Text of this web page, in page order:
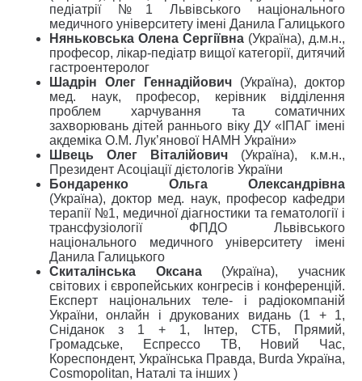
педіатрії №1 Львівського національного
медичного університету імені Данила Галицького
Няньковська Олена Сергіївна (Україна), д.м.н.,
професор, лікар-педіатр вищої категорії, дитячий
гастроентеролог
Шадрін Олег Геннадійович (Україна), доктор
мед. наук, професор, керівник відділення
проблем харчування та соматичних
захворювань дітей раннього віку ДУ «ІПАГ імені
акдеміка О.М. Лук’янової НАМН України»
Швець Олег Віталійович (Україна), к.м.н.,
Президент Асоціації дієтологів України
Бондаренко Ольга Олександрівна
(Україна), доктор мед. наук, професор кафедри
терапії №1, медичної діагностики та гематології і
трансфузіології ФПДО Львівського
національного медичного університету імені
Данила Галицького
Скиталінська Оксана(Україна), учасник
світових і європейських конгресів і конференцій.
Експерт національних теле- і радіокомпаній
України, онлайн і друкованих видань (1 + 1,
Сніданок з 1 + 1, Інтер, СТБ, Прямий,
Громадське, Еспрессо ТВ, Новий Час,
Кореспондент, Українська Правда, Burda Україна,
Cosmopolitan, Наталі та інших )